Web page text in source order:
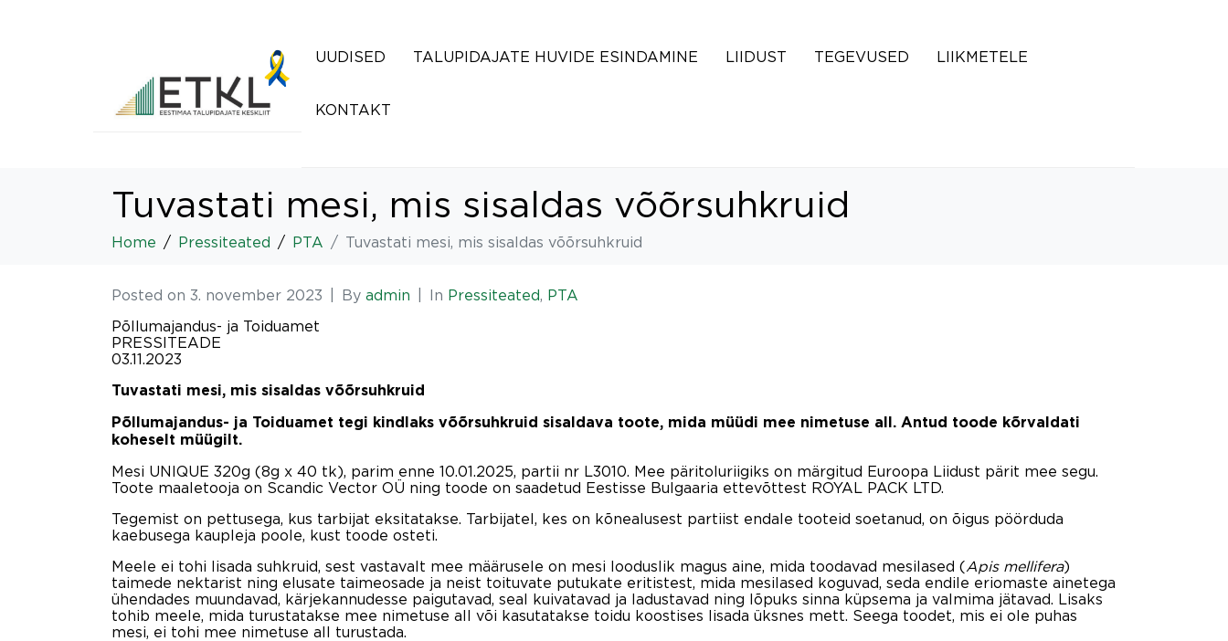
UUDISED TALUPIDAJATE HUVIDE ESINDAMINE LIIDUST TEGEVUSED LIIKMETELE
KONTAKT
Tuvastati mesi, mis sisaldas võõrsuhkruid
Home Pressiteated PTA Tuvastati mesi, mis sisaldas võõrsuhkruid
Posted on 3. november 2023 By admin In Pressiteated, PTA
Põllumajandus- ja Toiduamet
PRESSITEADE
03.11.2023
Tuvastati mesi, mis sisaldas võõrsuhkruid
Põllumajandus- ja Toiduamet tegi kindlaks võõrsuhkruid sisaldava toote, mida müüdi mee nimetuse all. Antud toode kõrvaldati
koheselt müügilt.
Mesi UNIQUE 320g (8g x 40 tk), parim enne 10.01.2025, partii nr L3010. Mee päritoluriigiks on märgitud Euroopa Liidust pärit mee segu.
Toote maaletooja on Scandic Vector OÜ ning toode on saadetud Eestisse Bulgaaria ettevõttest ROYAL PACK LTD.
Tegemist on pettusega, kus tarbijat eksitatakse. Tarbijatel, kes on kõnealusest partiist endale tooteid soetanud, on õigus pöörduda
kaebusega kaupleja poole, kust toode osteti.
Meele ei tohi lisada suhkruid, sest vastavalt mee määrusele on mesi looduslik magus aine, mida toodavad mesilased (Apis mellifera)
taimede nektarist ning elusate taimeosade ja neist toituvate putukate eritistest, mida mesilased koguvad, seda endile eriomaste ainetega
ühendades muundavad, kärjekannudesse paigutavad, seal kuivatavad ja ladustavad ning lõpuks sinna küpsema ja valmima jätavad. Lisaks
tohib meele, mida turustatakse mee nimetuse all või kasutatakse toidu koostises lisada üksnes mett. Seega toodet, mis ei ole puhas
mesi, ei tohi mee nimetuse all turustada.